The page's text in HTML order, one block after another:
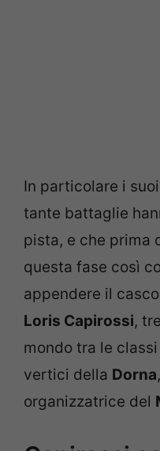
In particolare i
tante battaglie
pista, e che prima
questa fase così
appendere il
Loris Capirossi,
mondo tra le
vertici della Dorna
organizzatrice del